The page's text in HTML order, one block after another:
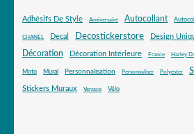
Adhésifs De Style Anniversaire Autocollant
CHANEL Decal Decostickerstore Design
Décoration Décoration Intérieure France Harley
Moto Mural Personnalisation Personnaliser Polyester
Stickers Muraux Versace Vélo